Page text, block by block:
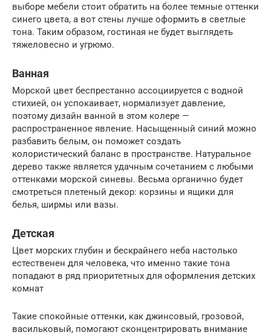
выборе мебели стоит обратить на более темные оттенки
синего цвета, а вот стены лучше оформить в светлые
тона. Таким образом, гостиная не будет выглядеть
тяжеловесно и угрюмо.
Ванная
Морской цвет беспрестанно ассоциируется с водной
стихией, он успокаивает, нормализует давление,
поэтому дизайн ванной в этом колере —
распространенное явление. Насыщенный синий можно
разбавить белым, он поможет создать
колористический баланс в пространстве. Натуральное
дерево также является удачным сочетанием с любыми
оттенками морской синевы. Весьма органично будет
смотреться плетеный декор: корзины и ящики для
белья, ширмы или вазы.
Детская
Цвет морских глубин и бескрайнего неба настолько
естественен для человека, что именно такие тона
попадают в ряд приоритетных для оформления детских
комнат
Такие спокойные оттенки, как джинсовый, грозовой,
васильковый, помогают сконцентрировать внимание